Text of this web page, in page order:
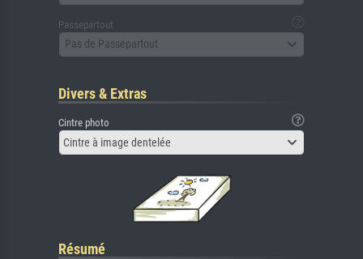
Passepartout
Pas de Passepartout
Divers & Extras
Cintre photo
Cintre à image dentelée
Résumé